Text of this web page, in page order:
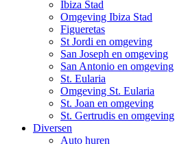
Ibiza Stad
Omgeving Ibiza Stad
Figueretas
St Jordi en omgeving
San Joseph en omgeving
San Antonio en omgeving
St. Eularia
Omgeving St. Eularia
St. Joan en omgeving
St. Gertrudis en omgeving
Diversen
Auto huren